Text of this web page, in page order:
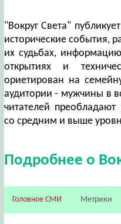
"Вокруг Света"
исторические события,
их судьбах,
открытиях и
ориетирован на
аудитории - мужчины в
читателей
со средним и выше
Подробнее о
Головное СМИ Метрики